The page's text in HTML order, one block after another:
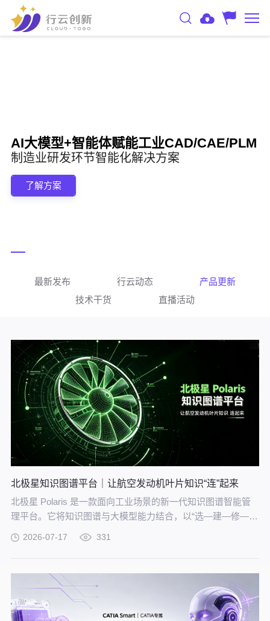
AI大模型+智能体赋能工业CAD/CAE/PLM
制造业研发环节智能化解决方案
了解方案
最新发布 行云动态
产品更新
技术干货
直播活动
北极星知识图谱平台｜让航空发动机叶片知识“连”起来
北极星 Polaris 是一款面向工业场景的新一代知识图谱智能管
理平台。它将知识图谱与大模型能力结合，以“选—建—修—
的知识网络。
2026-07-17 331